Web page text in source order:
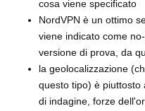
cosa viene specificato
NordVPN è un ottimo
viene indicato come
versione di prova, da
la geolocalizzazione
questo tipo) è piuttosto
di indagine, forze